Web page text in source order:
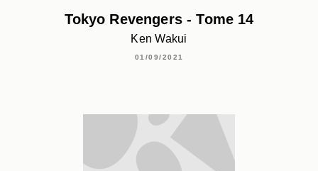
Tokyo Revengers - Tome 14
Ken Wakui
01/09/2021